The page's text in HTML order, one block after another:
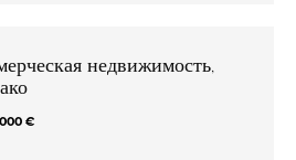
недвижимость,
€